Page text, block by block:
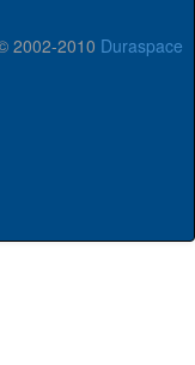
2002-2010 Duraspace